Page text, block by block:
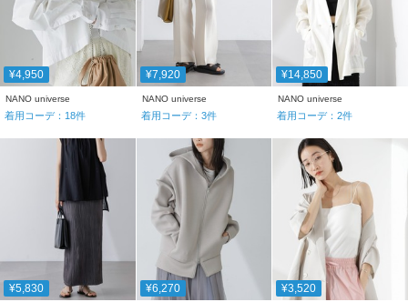
¥4,950
NANO universe
着用コーデ： 18件
¥7,920
NANO universe
着用コーデ： 3件
¥14,850
NANO universe
着用コーデ：2件
¥5,830 ¥6,270 ¥3,520